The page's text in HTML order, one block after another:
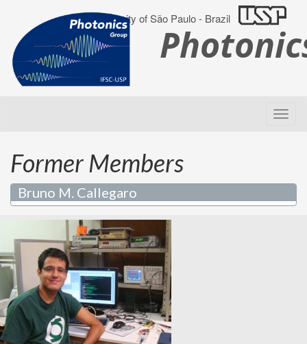
University of São Paulo - Brazil
Former Members
Bruno M. Callegaro